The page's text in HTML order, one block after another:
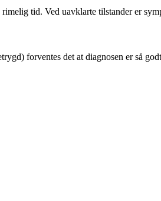
tid. Ved uavklarte tilstander er
forventes det at diagnosen er så